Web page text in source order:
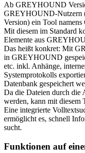
Ab GREYHOUND
GREYHOUND-Nutzern
Version) ein Tool
Mit diesem im Standard
Elemente aus
Das heißt konkret: Mit
in GREYHOUND
etc. inkl. Anhänge,
Systemprotokolls
Datenbank gespeichert
Da die Dateien durch die
werden, kann mit diesem
Eine integrierte
ermöglicht es, schnell
sucht.
Funktionen auf